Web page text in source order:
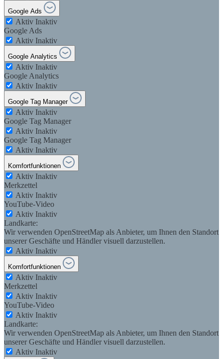
Google Ads
Aktiv Inaktiv
Google Ads
Aktiv Inaktiv
Google Analytics
Aktiv Inaktiv
Google Analytics
Aktiv Inaktiv
Google Tag Manager
Aktiv Inaktiv
Google Tag Manager
Aktiv Inaktiv
Google Tag Manager
Aktiv Inaktiv
Komfortfunktionen
Aktiv Inaktiv
Merkzettel
Aktiv Inaktiv
YouTube-Video
Aktiv Inaktiv
Landkarte:
Wir verwenden OpenStreetMap als Anbieter, um Ihnen den Standort
unserer Geschäfte und Händler visuell darzustellen.
Aktiv Inaktiv
Komfortfunktionen
Aktiv Inaktiv
Merkzettel
Aktiv Inaktiv
YouTube-Video
Aktiv Inaktiv
Landkarte:
Wir verwenden OpenStreetMap als Anbieter, um Ihnen den Standort
unserer Geschäfte und Händler visuell darzustellen.
Aktiv Inaktiv